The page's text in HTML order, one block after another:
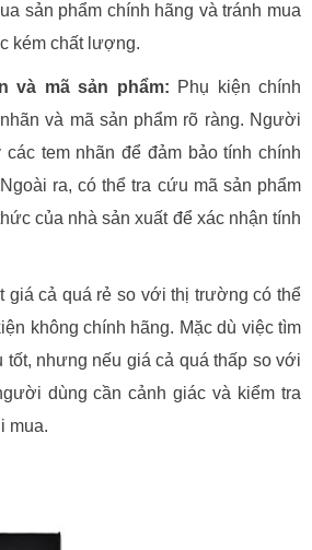
sản phẩm chính hãng và tránh mua
kém chất lượng.
và mã sản phẩm: Phụ kiện chính
và mã sản phẩm rõ ràng. Người
tem nhãn để đảm bảo tính chính
ra, có thể tra cứu mã sản phẩm
của nhà sản xuất để xác nhận tính
giá cả quá rẻ so với thị trường có thể
không chính hãng. Mặc dù việc tìm
tốt, nhưng nếu giá cả quá thấp so với
dùng cần cảnh giác và kiểm tra
mua.